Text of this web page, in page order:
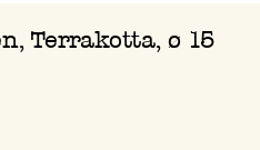
Terrakotta, ø 15